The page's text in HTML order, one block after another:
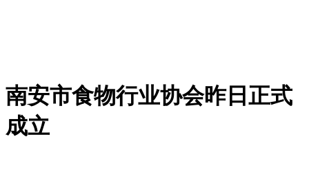
南安市食物行业协会昨日正式
成立